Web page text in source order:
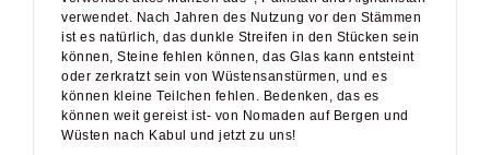
ist es natürlich, das dunkle Streifen in den Stücken sein
können, Steine fehlen können, das Glas kann entsteint
oder zerkratzt sein von Wüstensanstürmen, und es
können kleine Teilchen fehlen. Bedenken, das es
können weit gereist ist- von Nomaden auf Bergen und
Wüsten nach Kabul und jetzt zu uns!
Zur Wunschliste hinzufügen/ Zum Vergleich hinzufügen